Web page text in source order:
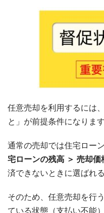
任意売却を利用するには
と」が前提条件になります
通常の売却では住宅ロー
宅ローンの残高 ＞ 売却価
済できないときに選ばれ
そのため、任意売却を行
ている状態（支払い不能